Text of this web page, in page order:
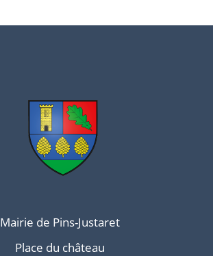
Mairie de Pins-Justaret
Place du château